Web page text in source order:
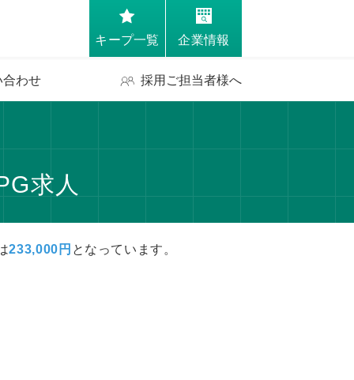
キープ一覧 企業情報
わせ 採用ご担当者様へ
求人
233,000円 となっています。